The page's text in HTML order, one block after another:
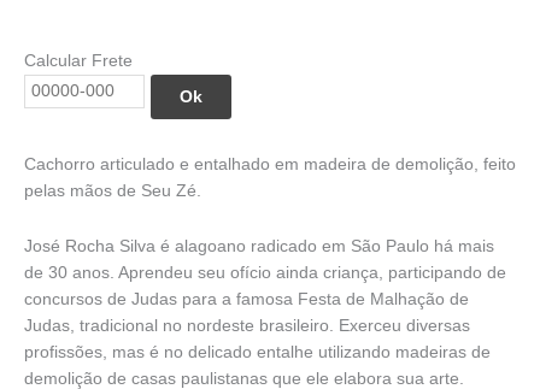
era:
R$ 329,00.R$ 289,00.
Cachorro articulado e entalhado em madeira de demolição, feito
pelas mãos de Seu Zé.
José Rocha Silva é alagoano radicado em São Paulo há mais
de 30 anos. Aprendeu seu ofício ainda criança, participando de
concursos de Judas para a famosa Festa de Malhação de
Judas, tradicional no nordeste brasileiro. Exerceu diversas
profissões, mas é no delicado entalhe utilizando madeiras de
demolição de casas paulistanas que ele elabora sua arte.
Zé
quantidade
Calcular Frete
Ok